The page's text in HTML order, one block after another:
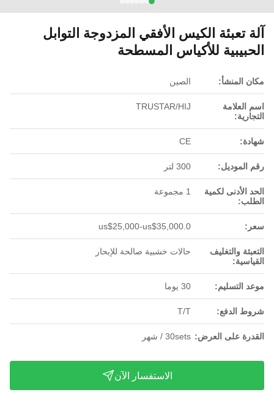
آلة تعبئة الكيس الأفقي المزدوجة التوابل
الحبيبية للأكياس المسطحة
مكان المنشأ: الصين
اسم العلامة
التجارية:
TRUSTAR/HIJ
شهادة: CE
رقم الموديل: 300 لتر
الحد الأدنى لكمية
الطلب:
1 مجموعة
سعر: us$25,000-us$35,000.0
التعبئة والتغليف
القياسية:
حالات خشبية صالحة للإبحار
موعد التسليم: 30 يوما
شروط الدفع: T/T
القدرة على العرض: 30sets / شهر
الاستفسار الآن